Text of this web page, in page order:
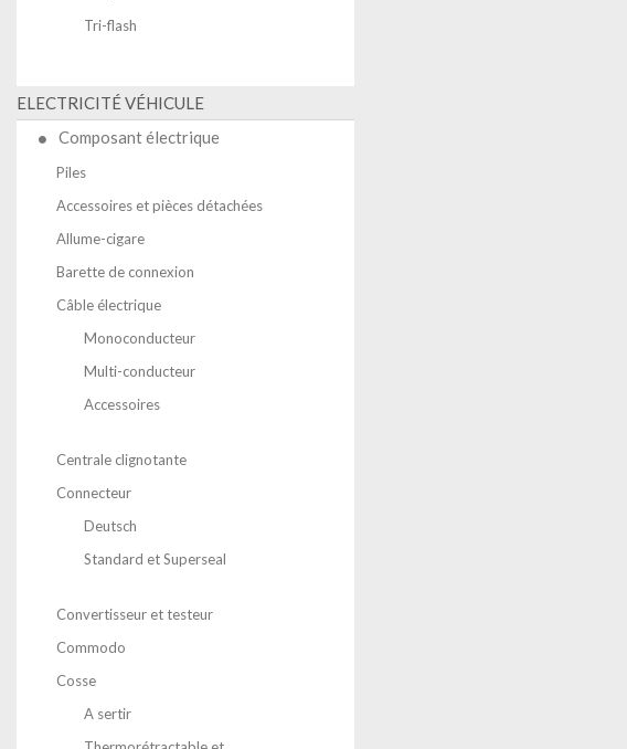
Tri-flash
ELECTRICITÉ VÉHICULE
Composant électrique
Piles
Accessoires et pièces détachées
Allume-cigare
Barette de connexion
Câble électrique
Monoconducteur
Multi-conducteur
Accessoires
Centrale clignotante
Connecteur
Deutsch
Standard et Superseal
Convertisseur et testeur
Commodo
Cosse
A sertir